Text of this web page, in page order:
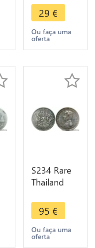
1890 109 -
>Make
offer
29 €
Ou faça uma
oferta
S234 Rare
Thailand
V undated
Silver 1876-
1900 ->
Make offer
95 €
Ou faça uma
oferta